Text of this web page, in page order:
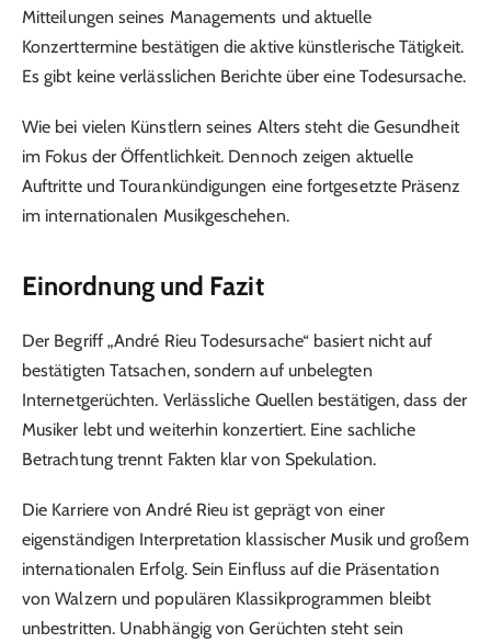
Mitteilungen seines Managements und aktuelle
Konzerttermine bestätigen die aktive künstlerische Tätigkeit.
Es gibt keine verlässlichen Berichte über eine Todesursache.
Wie bei vielen Künstlern seines Alters steht die Gesundheit
im Fokus der Öffentlichkeit. Dennoch zeigen aktuelle
Auftritte und Tourankündigungen eine fortgesetzte Präsenz
im internationalen Musikgeschehen.
Einordnung und Fazit
Der Begriff „André Rieu Todesursache“ basiert nicht auf
bestätigten Tatsachen, sondern auf unbelegten
Internetgerüchten. Verlässliche Quellen bestätigen, dass der
Musiker lebt und weiterhin konzertiert. Eine sachliche
Betrachtung trennt Fakten klar von Spekulation.
Die Karriere von André Rieu ist geprägt von einer
eigenständigen Interpretation klassischer Musik und großem
internationalen Erfolg. Sein Einfluss auf die Präsentation
von Walzern und populären Klassikprogrammen bleibt
unbestritten. Unabhängig von Gerüchten steht sein